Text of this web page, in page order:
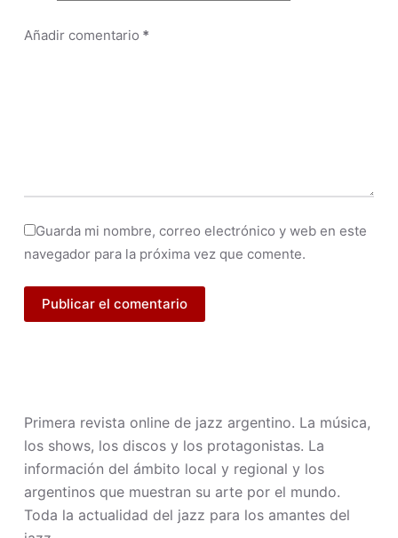
Añadir comentario *
Guarda mi nombre, correo electrónico y web en este
navegador para la próxima vez que comente.
Publicar el comentario
Primera revista online de jazz argentino. La música,
los shows, los discos y los protagonistas. La
información del ámbito local y regional y los
argentinos que muestran su arte por el mundo.
Toda la actualidad del jazz para los amantes del